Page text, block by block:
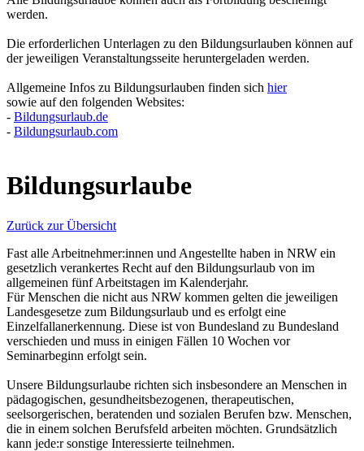
werden.
Die erforderlichen Unterlagen zu den Bildungsurlauben können auf
der jeweiligen Veranstaltungsseite heruntergeladen werden.
Allgemeine Infos zu Bildungsurlauben finden sich hier
sowie auf den folgenden Websites:
- Bildungsurlaub.de
- Bildungsurlaub.com
Bildungsurlaube
Zurück zur Übersicht
Fast alle Arbeitnehmer:innen und Angestellte haben in NRW ein
gesetzlich verankertes Recht auf den Bildungsurlaub von im
allgemeinen fünf Arbeitstagen im Kalenderjahr.
Für Menschen die nicht aus NRW kommen gelten die jeweiligen
Landesgesetze zum Bildungsurlaub und es erfolgt eine
Einzelfallanerkennung. Diese ist von Bundesland zu Bundesland
verschieden und muss in einigen Fällen 10 Wochen vor
Seminarbeginn erfolgt sein.
Unsere Bildungsurlaube richten sich insbesondere an Menschen in
pädagogischen, gesundheitsbezogenen, therapeutischen,
seelsorgerischen, beratenden und sozialen Berufen bzw. Menschen,
die in einem solchen Berufsfeld arbeiten möchten. Grundsätzlich
kann jede:r sonstige Interessierte teilnehmen.